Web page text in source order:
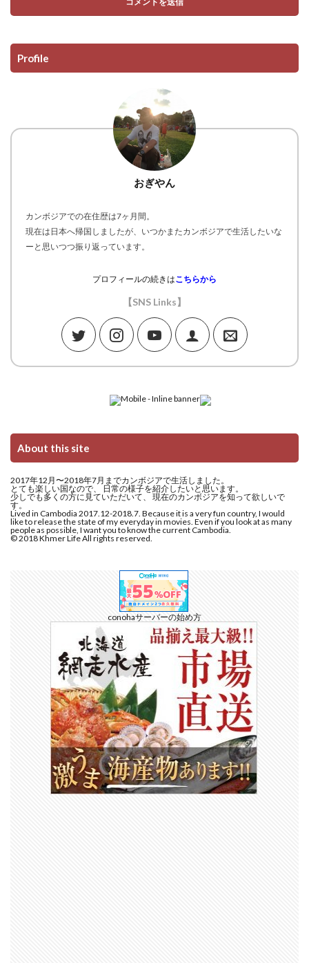
Profile
おぎやん
カンボジアでの在住歴は7ヶ月間。
現在は日本へ帰国しましたが、いつかまたカンボジアで生活したいな
ーと思いつつ振り返っています。
プロフィールの続きはこちらから
【SNS Links】
About this site
2017年12月〜2018年7月までカンボジアで生活しました。
とても楽しい国なので、 日常の様子を紹介したいと思います。
少しでも多くの方に見ていただいて、 現在のカンボジアを知って欲しいで
す。
Lived in Cambodia 2017.12-2018.7. Because it is a very fun country, I would
like to release the state of my everyday in movies. Even if you look at as many
people as possible, I want you to know the current Cambodia.
© 2018 Khmer Life All rights reserved.
conohaサーバーの始め方